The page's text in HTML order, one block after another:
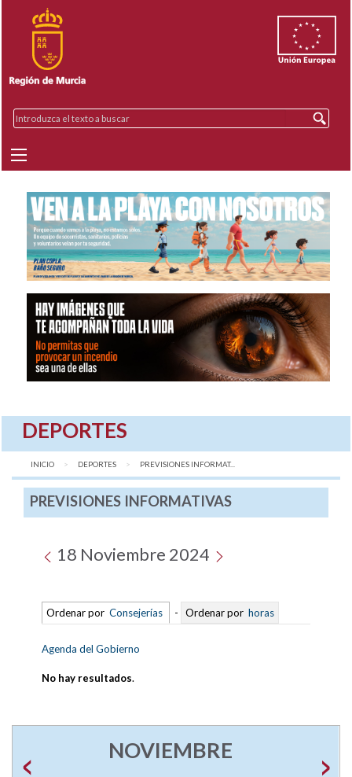
DEPORTES
INICIO DEPORTES AQUÍ:
PREVISIONES INFORMAT...
PREVISIONES INFORMATIVAS
18 Noviembre 2024
Ordenar por Consejerías - Ordenar por horas
Agenda del Gobierno
No hay resultados.
NOVIEMBRE